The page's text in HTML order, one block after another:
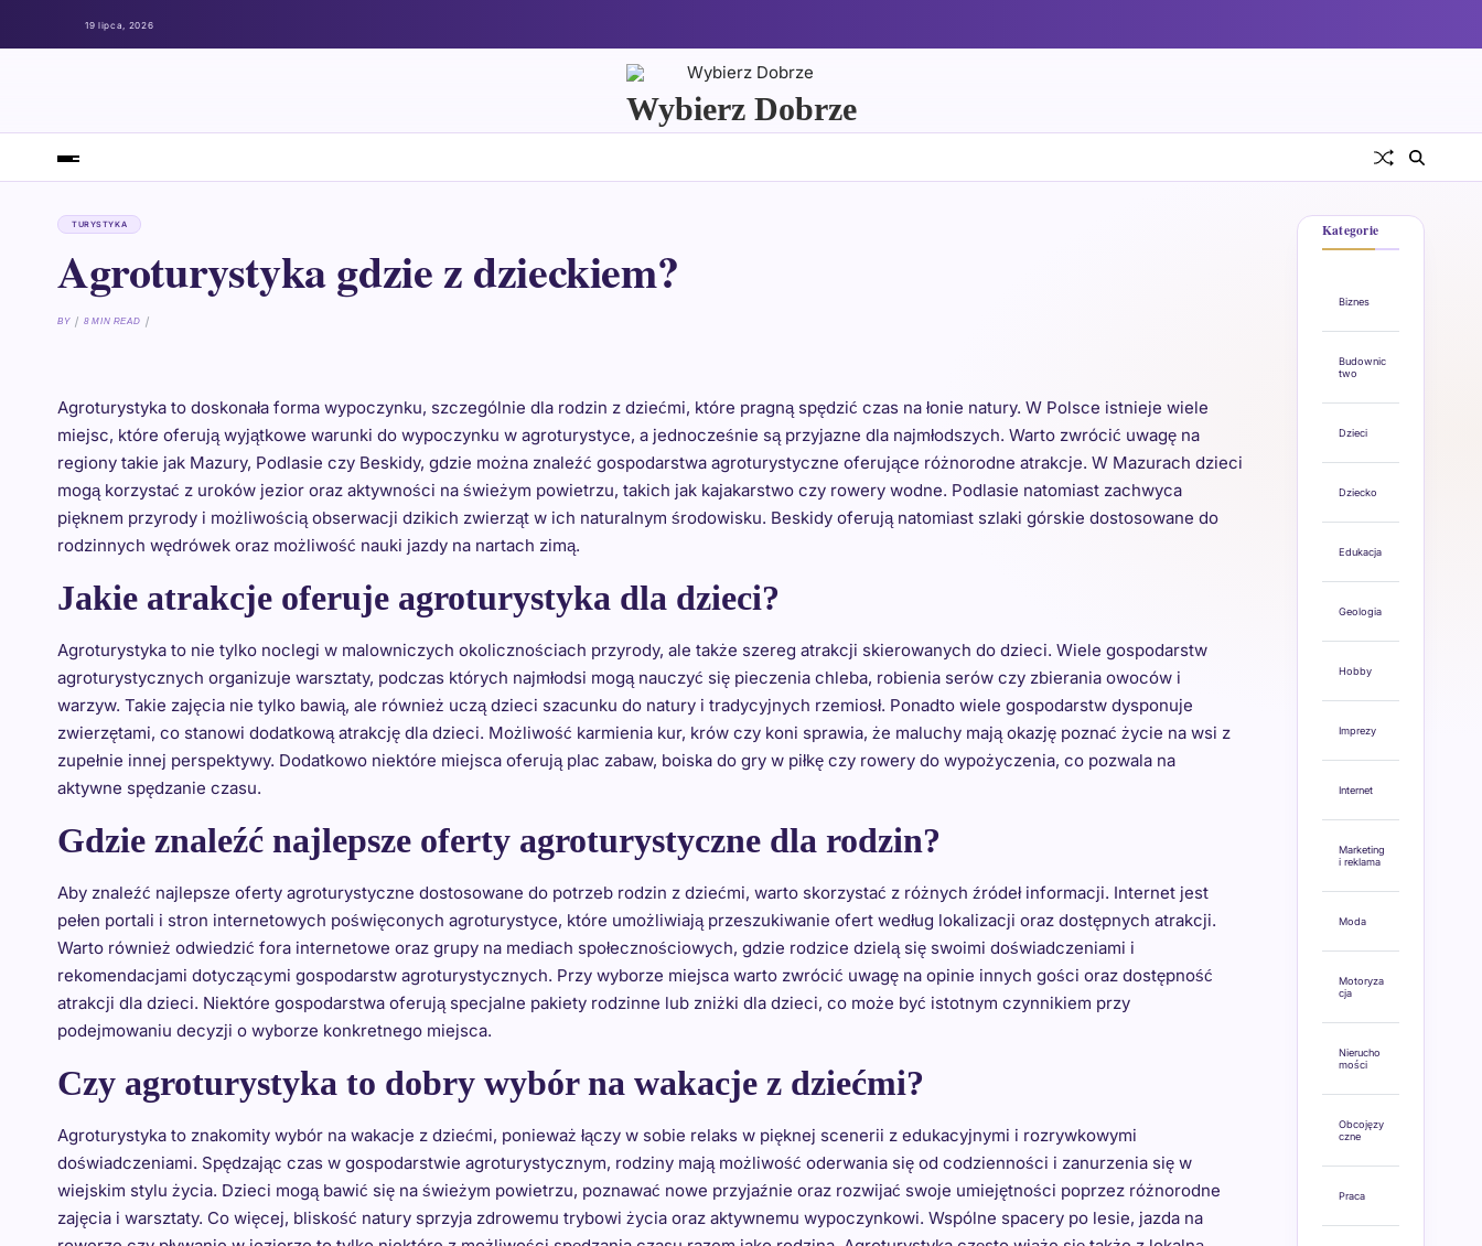
19 lipca, 2026
Wybierz Dobrze
TURYSTYKA
Agroturystyka gdzie z dzieckiem?
BY 8 MIN READ
Agroturystyka to doskonała forma wypoczynku, szczególnie dla rodzin z dziećmi, które pragną spędzić czas na łonie natury. W Polsce istnieje wiele
miejsc, które oferują wyjątkowe warunki do wypoczynku w agroturystyce, a jednocześnie są przyjazne dla najmłodszych. Warto zwrócić uwagę na
regiony takie jak Mazury, Podlasie czy Beskidy, gdzie można znaleźć gospodarstwa agroturystyczne oferujące różnorodne atrakcje. W Mazurach dzieci
mogą korzystać z uroków jezior oraz aktywności na świeżym powietrzu, takich jak kajakarstwo czy rowery wodne. Podlasie natomiast zachwyca
pięknem przyrody i możliwością obserwacji dzikich zwierząt w ich naturalnym środowisku. Beskidy oferują natomiast szlaki górskie dostosowane do
rodzinnych wędrówek oraz możliwość nauki jazdy na nartach zimą.
Jakie atrakcje oferuje agroturystyka dla dzieci?
Agroturystyka to nie tylko noclegi w malowniczych okolicznościach przyrody, ale także szereg atrakcji skierowanych do dzieci. Wiele gospodarstw
agroturystycznych organizuje warsztaty, podczas których najmłodsi mogą nauczyć się pieczenia chleba, robienia serów czy zbierania owoców i
warzyw. Takie zajęcia nie tylko bawią, ale również uczą dzieci szacunku do natury i tradycyjnych rzemiosł. Ponadto wiele gospodarstw dysponuje
zwierzętami, co stanowi dodatkową atrakcję dla dzieci. Możliwość karmienia kur, krów czy koni sprawia, że maluchy mają okazję poznać życie na wsi z
zupełnie innej perspektywy. Dodatkowo niektóre miejsca oferują plac zabaw, boiska do gry w piłkę czy rowery do wypożyczenia, co pozwala na
aktywne spędzanie czasu.
Gdzie znaleźć najlepsze oferty agroturystyczne dla rodzin?
Aby znaleźć najlepsze oferty agroturystyczne dostosowane do potrzeb rodzin z dziećmi, warto skorzystać z różnych źródeł informacji. Internet jest
pełen portali i stron internetowych poświęconych agroturystyce, które umożliwiają przeszukiwanie ofert według lokalizacji oraz dostępnych atrakcji.
Warto również odwiedzić fora internetowe oraz grupy na mediach społecznościowych, gdzie rodzice dzielą się swoimi doświadczeniami i
rekomendacjami dotyczącymi gospodarstw agroturystycznych. Przy wyborze miejsca warto zwrócić uwagę na opinie innych gości oraz dostępność
atrakcji dla dzieci. Niektóre gospodarstwa oferują specjalne pakiety rodzinne lub zniżki dla dzieci, co może być istotnym czynnikiem przy
podejmowaniu decyzji o wyborze konkretnego miejsca.
Czy agroturystyka to dobry wybór na wakacje z dziećmi?
Agroturystyka to znakomity wybór na wakacje z dziećmi, ponieważ łączy w sobie relaks w pięknej scenerii z edukacyjnymi i rozrywkowymi
doświadczeniami. Spędzając czas w gospodarstwie agroturystycznym, rodziny mają możliwość oderwania się od codzienności i zanurzenia się w
wiejskim stylu życia. Dzieci mogą bawić się na świeżym powietrzu, poznawać nowe przyjaźnie oraz rozwijać swoje umiejętności poprzez różnorodne
zajęcia i warsztaty. Co więcej, bliskość natury sprzyja zdrowemu trybowi życia oraz aktywnemu wypoczynkowi. Wspólne spacery po lesie, jazda na
Kategorie
Biznes
Budownic
two
Dzieci
Dziecko
Edukacja
Geologia
Hobby
Imprezy
Internet
Marketing
i reklama
Moda
Motoryza
cja
Nierucho
mości
Obcojęzy
czne
Praca